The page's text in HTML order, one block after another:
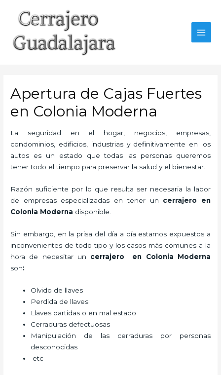
contenido
Apertura de Cajas Fuertes
en Colonia Moderna
La seguridad en el hogar, negocios, empresas,
condominios, edificios, industrias y definitivamente en los
autos es un estado que todas las personas queremos
tener todo el tiempo para preservar la salud y el bienestar.
Razón suficiente por lo que resulta ser necesaria la labor
de empresas especializadas en tener un cerrajero en
Colonia Moderna disponible.
Sin embargo, en la prisa del día a día estamos expuestos a
inconvenientes de todo tipo y los casos más comunes a la
hora de necesitar un cerrajero en Colonia Moderna
son:
Olvido de llaves
Perdida de llaves
Llaves partidas o en mal estado
Cerraduras defectuosas
Manipulación de las cerraduras por personas
desconocidas
etc